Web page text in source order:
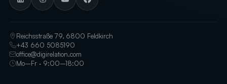
Reichsstraße 79, 6800 Feldkirch
+43 660 5085190
office@digirelation.com
Mo–Fr · 9:00–18:00